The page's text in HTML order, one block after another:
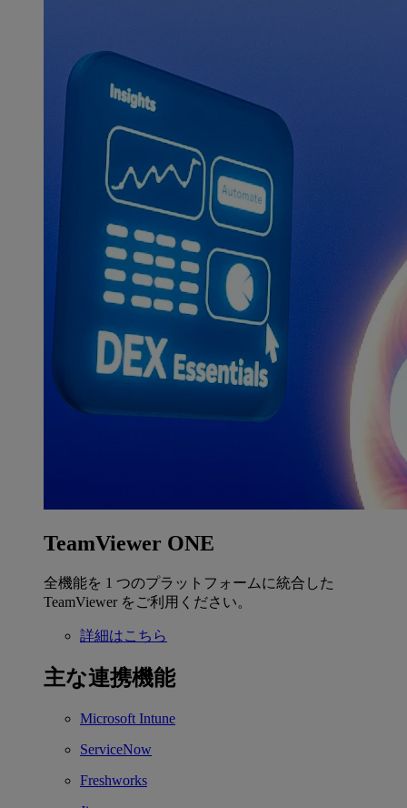
TeamViewer ONE
全機能を 1 つのプラットフォームに統合した
TeamViewer をご利用ください。
詳細はこちら
主な連携機能
Microsoft Intune
ServiceNow
Freshworks